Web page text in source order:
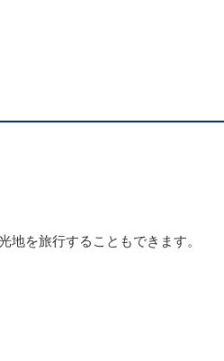
を旅行することもできます。